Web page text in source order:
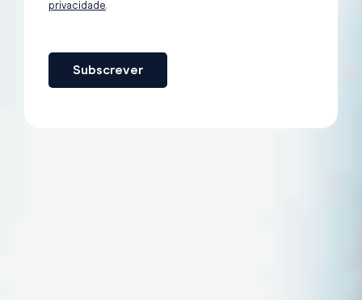
privacidade.
Subscrever